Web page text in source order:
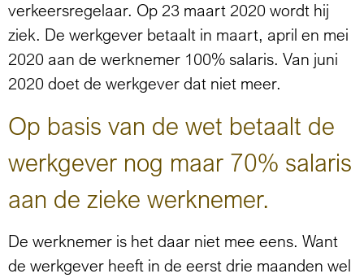
verkeersregelaar. Op 23 maart 2020 wordt hij
ziek. De werkgever betaalt in maart, april en mei
2020 aan de werknemer 100% salaris. Van juni
2020 doet de werkgever dat niet meer.
Op basis van de wet betaalt de
werkgever nog maar 70% salaris
aan de zieke werknemer.
De werknemer is het daar niet mee eens. Want
de werkgever heeft in de eerst drie maanden wel